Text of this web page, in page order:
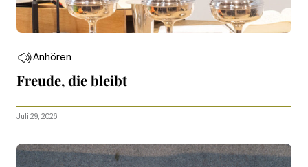
Anhören
Freude, die bleibt
Juli 29, 2026